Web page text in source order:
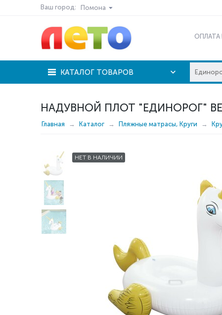
Ваш город: Помона
КАТАЛОГ ТОВАРОВ
НАДУВНОЙ ПЛОТ "ЕДИНОРОГ"
Главная Каталог Пляжные матрасы, Круги
НЕТ В НАЛИЧИИ